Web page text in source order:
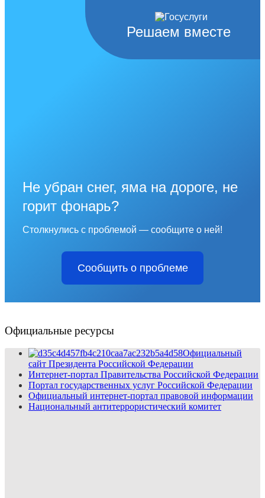
Решаем вместе
Не убран снег, яма на дороге, не
горит фонарь?
Столкнулись с проблемой — сообщите о ней!
Сообщить о проблеме
Официальные ресурсы
Официальный
сайт Президента Российской Федерации
Интернет-портал Правительства Российской Федерации
Портал государственных услуг Российской Федерации
Официальный интернет-портал правовой информации
Национальный антитеррористический комитет